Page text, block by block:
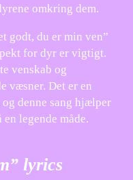
omkring dem.
godt, du er min ven”
for dyr er vigtigt.
venskab og
væsner. Det er en
denne sang hjælper
legende måde.
lyrics